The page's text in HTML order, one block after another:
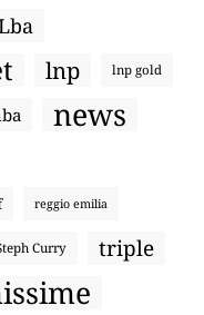
lnp lnp gold
news
reggio emilia
Curry triple